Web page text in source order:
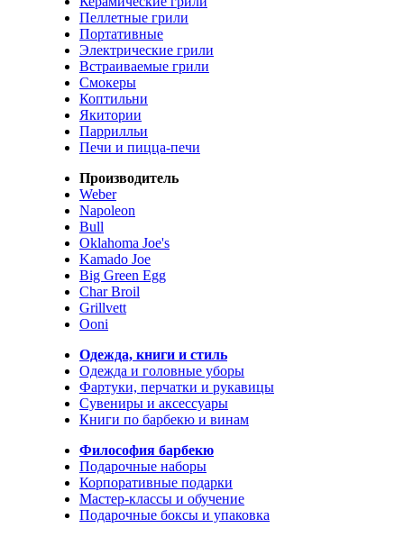
Пеллетные грили
Портативные
Электрические грили
Встраиваемые грили
Смокеры
Коптильни
Якитории
Паррилльи
Печи и пицца-печи
Производитель
Weber
Napoleon
Bull
Oklahoma Joe's
Kamado Joe
Big Green Egg
Char Broil
Grillvett
Ooni
Одежда, книги и стиль
Одежда и головные уборы
Фартуки, перчатки и рукавицы
Сувениры и аксессуары
Книги по барбекю и винам
Философия барбекю
Подарочные наборы
Корпоративные подарки
Мастер-классы и обучение
Подарочные боксы и упаковка